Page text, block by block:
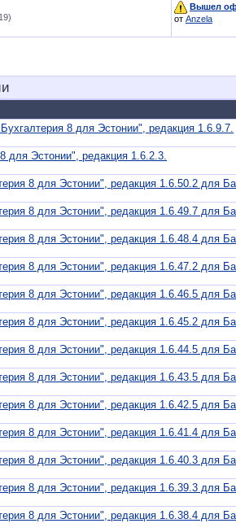
Вышел
от Anzela
8 для Эстонии", редакция 1.6.9.7.
для Эстонии", редакция 1.6.2.3.
8 для Эстонии", редакция 1.6.50.2 для
8 для Эстонии", редакция 1.6.49.7 для
8 для Эстонии", редакция 1.6.48.4 для
8 для Эстонии", редакция 1.6.47.2 для
8 для Эстонии", редакция 1.6.46.5 для
8 для Эстонии", редакция 1.6.45.2 для
8 для Эстонии", редакция 1.6.44.5 для
8 для Эстонии", редакция 1.6.43.5 для
8 для Эстонии", редакция 1.6.42.5 для
8 для Эстонии", редакция 1.6.41.4 для
8 для Эстонии", редакция 1.6.40.3 для
8 для Эстонии", редакция 1.6.39.3 для
8 для Эстонии", редакция 1.6.38.4 для